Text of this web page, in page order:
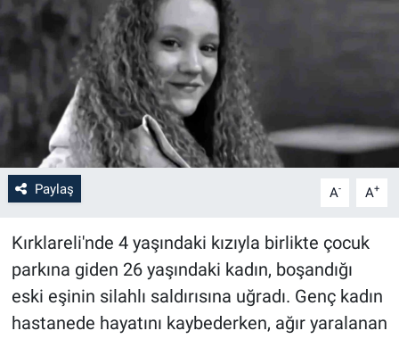
Paylaş A- A+
Kırklareli'nde 4 yaşındaki kızıyla birlikte çocuk
parkına giden 26 yaşındaki kadın, boşandığı
eski eşinin silahlı saldırısına uğradı. Genç kadın
hastanede hayatını kaybederken, ağır yaralanan